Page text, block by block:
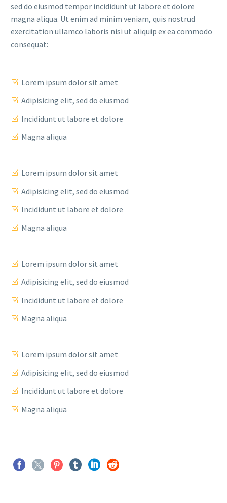
sed do eiusmod tempor incididunt ut labore et dolore
magna aliqua. Ut enim ad minim veniam, quis nostrud
exercitation ullamco laboris nisi ut aliquip ex ea commodo
consequat:
Lorem ipsum dolor sit amet
Adipisicing elit, sed do eiusmod
Incididunt ut labore et dolore
Magna aliqua
Lorem ipsum dolor sit amet
Adipisicing elit, sed do eiusmod
Incididunt ut labore et dolore
Magna aliqua
Lorem ipsum dolor sit amet
Adipisicing elit, sed do eiusmod
Incididunt ut labore et dolore
Magna aliqua
Lorem ipsum dolor sit amet
Adipisicing elit, sed do eiusmod
Incididunt ut labore et dolore
Magna aliqua